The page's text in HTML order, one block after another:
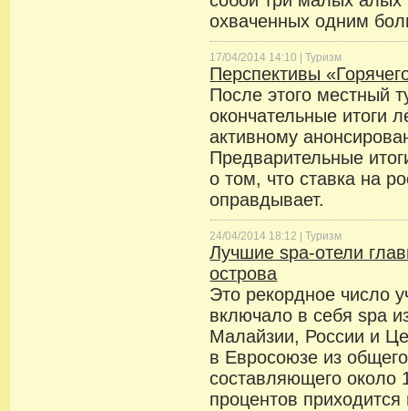
охваченных одним
17/04/2014 14:10 |Туризм
Перспективы
После этого местный
окончательные итоги
активному
Предварительные
о том, что ставка на
оправдывает.
24/04/2014 18:12 |Туризм
Лучшие spa-отели
острова
Это рекордное число
включало в себя spa
Малайзии, России и
в Евросоюзе из
составляющего около
процентов